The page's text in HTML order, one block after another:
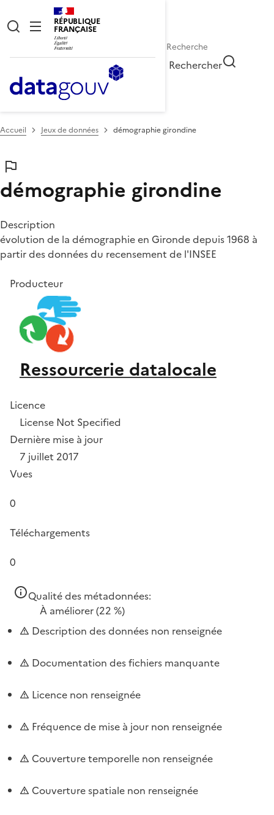
RÉPUBLIQUE
FRANÇAISE
Rechercher
Accueil Jeux de données démographie girondine
démographie girondine
Description
évolution de la démographie en Gironde depuis 1968 à
partir des données du recensement de l'INSEE
Producteur
Ressourcerie datalocale
Licence
License Not Specified
Dernière mise à jour
7 juillet 2017
Vues
0
Téléchargements
0
Qualité des métadonnées:
À améliorer(22 %)
Description des données non renseignée
Documentation des fichiers manquante
Licence non renseignée
Fréquence de mise à jour non renseignée
Couverture temporelle non renseignée
Couverture spatiale non renseignée